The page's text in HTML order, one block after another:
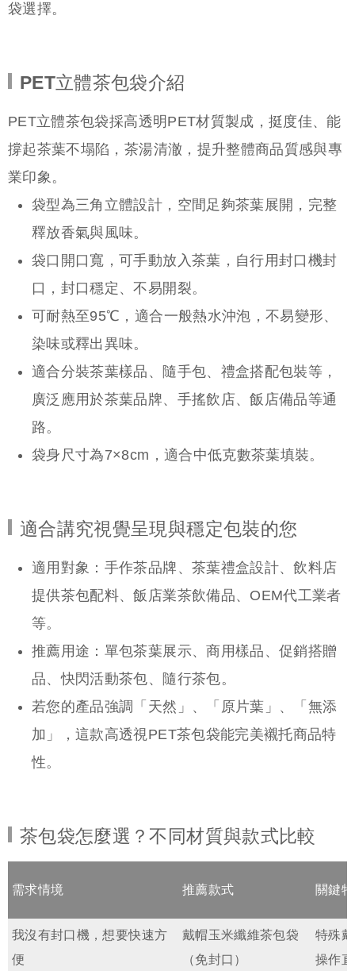
袋選擇。
PET立體茶包袋介紹
PET立體茶包袋採高透明PET材質製成，挺度佳、能
撐起茶葉不塌陷，茶湯清澈，提升整體商品質感與專
業印象。
袋型為三角立體設計，空間足夠茶葉展開，完整
釋放香氣與風味。
袋口開口寬，可手動放入茶葉，自行用封口機封
口，封口穩定、不易開裂。
可耐熱至95℃，適合一般熱水沖泡，不易變形、
染味或釋出異味。
適合分裝茶葉樣品、隨手包、禮盒搭配包裝等，
廣泛應用於茶葉品牌、手搖飲店、飯店備品等通
路。
袋身尺寸為7×8cm，適合中低克數茶葉填裝。
適合講究視覺呈現與穩定包裝的您
適用對象：手作茶品牌、茶葉禮盒設計、飲料店
提供茶包配料、飯店業茶飲備品、OEM代工業者
等。
推薦用途：單包茶葉展示、商用樣品、促銷搭贈
品、快閃活動茶包、隨行茶包。
若您的產品強調「天然」、「原片葉」、「無添
加」，這款高透視PET茶包袋能完美襯托商品特
性。
茶包袋怎麼選？不同材質與款式比較
需求情境 推薦款式 關鍵
我沒有封口機，想要快速方
便
戴帽玉米纖維茶包袋
（免封口）
特殊
操作